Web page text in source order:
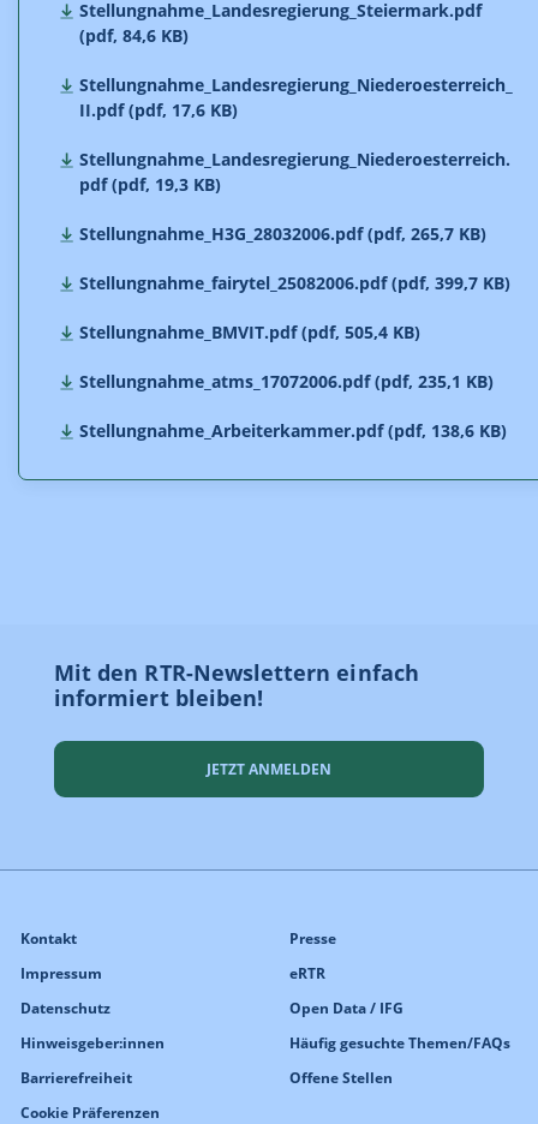
Stellungnahme_Landesregierung_Steiermark.pdf
(pdf, 84,6 KB)
Stellungnahme_Landesregierung_Niederoesterreich_
II.pdf (pdf, 17,6 KB)
Stellungnahme_Landesregierung_Niederoesterreich.
pdf (pdf, 19,3 KB)
Stellungnahme_H3G_28032006.pdf (pdf, 265,7 KB)
Stellungnahme_fairytel_25082006.pdf (pdf, 399,7 KB)
Stellungnahme_BMVIT.pdf (pdf, 505,4 KB)
Stellungnahme_atms_17072006.pdf (pdf, 235,1 KB)
Stellungnahme_Arbeiterkammer.pdf (pdf, 138,6 KB)
Mit den RTR-Newslettern einfach
informiert bleiben!
JETZT ANMELDEN
Kontakt
Impressum
Datenschutz
Hinweisgeber:innen
Barrierefreiheit
Cookie Präferenzen
Presse
eRTR
Open Data / IFG
Häufig gesuchte Themen/FAQs
Offene Stellen